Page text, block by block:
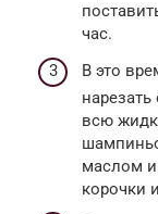
час.
В это
всю
маслом и
корочки